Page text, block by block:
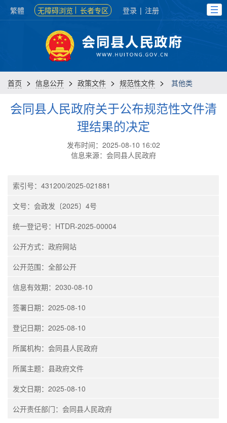
繁體 无障碍浏览 长者专区 登录 | 注册
首页 > 信息公开 > 政策文件 > 规范性文件 > 其他类
会同县人民政府关于公布规范性文件清
理结果的决定
发布时间：2025-08-10 16:02
信息来源：会同县人民政府
索引号：431200/2025-021881
文号：会政发〔2025〕4号
统一登记号：HTDR-2025-00004
公开方式：政府网站
公开范围：全部公开
信息有效期：2030-08-10
签署日期：2025-08-10
登记日期：2025-08-10
所属机构：会同县人民政府
所属主题：县政府文件
发文日期：2025-08-10
公开责任部门：会同县人民政府